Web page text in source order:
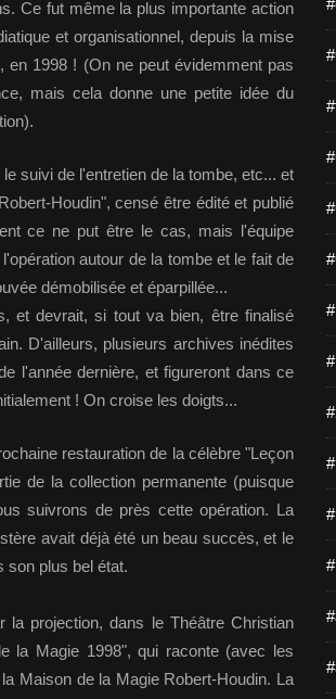
Ce fut même la plus importante action
et organisationnel, depuis la mise
en 1998 ! (On ne peut évidemment pas
mais cela donne une petite idée du
suivi de l'entretien de la tombe, etc... et
Houdin", censé être édité et publié
ce ne put être le cas, mais l'équipe
autour de la tombe et le fait de
démobilisée et éparpillée...
et devrait, si tout va bien, être finalisé
D'ailleurs, plusieurs archives inédites
l'année dernière, et figureront dans ce
! On croise les doigts...
restauration de la célèbre "Leçon
de la collection permanente (puisque
suivrons de près cette opération. La
avait déjà été un beau succès, et le
son plus bel état.
projection, dans le Théâtre Christian
la Magie 1998", qui raconte (avec les
Maison de la Magie Robert-Houdin. La